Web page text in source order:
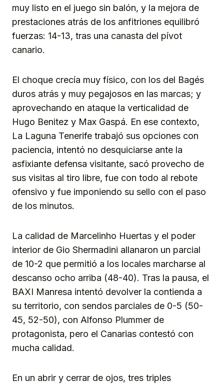
muy listo en el juego sin balón, y la mejora de
prestaciones atrás de los anfitriones equilibró
fuerzas: 14-13, tras una canasta del pívot
canario.
El choque crecía muy físico, con los del Bagés
duros atrás y muy pegajosos en las marcas; y
aprovechando en ataque la verticalidad de
Hugo Benitez y Max Gaspá. En ese contexto,
La Laguna Tenerife trabajó sus opciones con
paciencia, intentó no desquiciarse ante la
asfixiante defensa visitante, sacó provecho de
sus visitas al tiro libre, fue con todo al rebote
ofensivo y fue imponiendo su sello con el paso
de los minutos.
La calidad de Marcelinho Huertas y el poder
interior de Gio Shermadini allanaron un parcial
de 10-2 que permitió a los locales marcharse al
descanso ocho arriba (48-40). Tras la pausa, el
BAXI Manresa intentó devolver la contienda a
su territorio, con sendos parciales de 0-5 (50-
45, 52-50), con Alfonso Plummer de
protagonista, pero el Canarias contestó con
mucha calidad.
En un abrir y cerrar de ojos, tres triples